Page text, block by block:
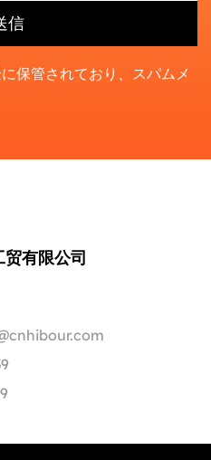
保管されており、スパムメ
有限公司